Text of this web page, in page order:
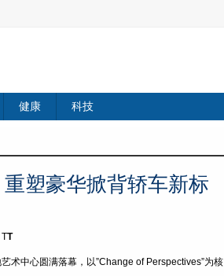
健康 科技
塑豪华掀背轿车新标
TT
术中心圆满落幕，以”Change of Perspectives”为核